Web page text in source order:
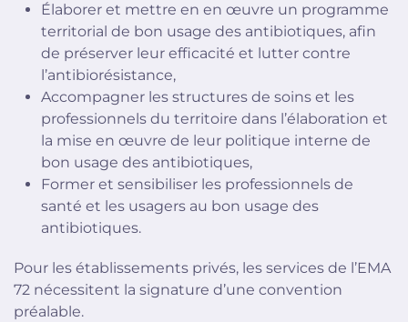
Élaborer et mettre en en œuvre un programme
territorial de bon usage des antibiotiques, afin
de préserver leur efficacité et lutter contre
l’antibiorésistance,
Accompagner les structures de soins et les
professionnels du territoire dans l’élaboration et
la mise en œuvre de leur politique interne de
bon usage des antibiotiques,
Former et sensibiliser les professionnels de
santé et les usagers au bon usage des
antibiotiques.
Pour les établissements privés, les services de l’EMA
72 nécessitent la signature d’une convention
préalable.